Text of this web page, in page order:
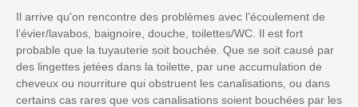
Il arrive qu'on rencontre des problèmes avec l’écoulement de
l’évier/lavabos, baignoire, douche, toilettes/WC. Il est fort
probable que la tuyauterie soit bouchée. Que se soit causé par
des lingettes jetées dans la toilette, par une accumulation de
cheveux ou nourriture qui obstruent les canalisations, ou dans
certains cas rares que vos canalisations soient bouchées par les